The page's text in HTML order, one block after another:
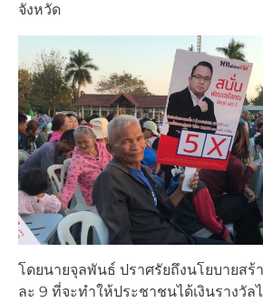
จังหวัด
โดยนายจุลพันธ์ ปราศรัยถึงนโยบายสร้
ละ 9 ที่จะทำให้ประชาชนได้เงินรางวัล